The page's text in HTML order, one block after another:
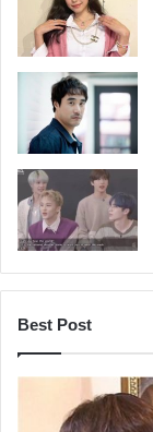
Best Post